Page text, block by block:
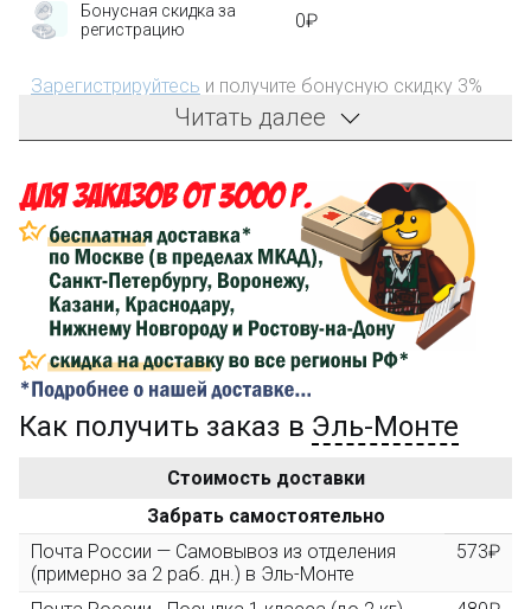
Бонусная скидка за
регистрацию
0₽
Зарегистрируйтесь и получите бонусную скидку 3%
на первый заказ!
затрат на доставку
Сделайте заказ на сумму не менее 3 000₽, оплатите
его на карту Сбербанка и получите 150₽ на
компенсацию доставки.
...на следующий заказ
Золотая скидка
персональная
10%
3000 рублей, Вы получите постоянную скидку на все
повторные заказы - 10%
Читать далее
Как получить заказ в Эль-Монте
Стоимость доставки
Забрать самостоятельно
Почта России — Самовывоз из отделения
(примерно за 2 раб. дн.) в Эль-Монте
573₽